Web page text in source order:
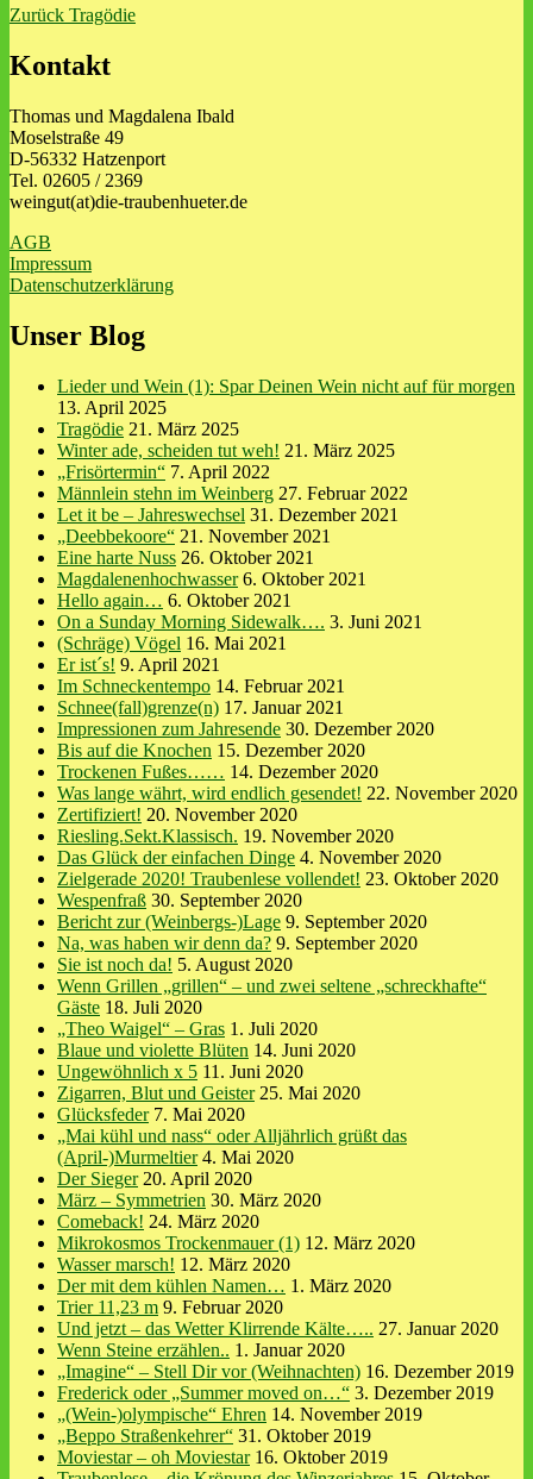
Beitragsnavigation
Zurück Vorheriger
Tragödie
Kontakt
Thomas und Magdalena Ibald
Moselstraße 49
D-56332 Hatzenport
Tel. 02605 / 2369
weingut(at)die-traubenhueter.de
AGB
Impressum
Datenschutzerklärung
Unser Blog
Lieder und Wein (1): Spar Deinen Wein nicht auf für morgen
13. April 2025
Tragödie 21. März 2025
Winter ade, scheiden tut weh! 21. März 2025
„Frisörtermin“ 7. April 2022
Männlein stehn im Weinberg 27. Februar 2022
Let it be – Jahreswechsel 31. Dezember 2021
„Deebbekoore“ 21. November 2021
Eine harte Nuss 26. Oktober 2021
Magdalenenhochwasser 6. Oktober 2021
Hello again… 6. Oktober 2021
On a Sunday Morning Sidewalk…. 3. Juni 2021
(Schräge) Vögel 16. Mai 2021
Er ist´s! 9. April 2021
Im Schneckentempo 14. Februar 2021
Schnee(fall)grenze(n) 17. Januar 2021
Impressionen zum Jahresende 30. Dezember 2020
Bis auf die Knochen 15. Dezember 2020
Trockenen Fußes…… 14. Dezember 2020
Was lange währt, wird endlich gesendet! 22. November 2020
Zertifiziert! 20. November 2020
Riesling.Sekt.Klassisch. 19. November 2020
Das Glück der einfachen Dinge 4. November 2020
Zielgerade 2020! Traubenlese vollendet! 23. Oktober 2020
Wespenfraß 30. September 2020
Bericht zur (Weinbergs-)Lage 9. September 2020
Na, was haben wir denn da? 9. September 2020
Sie ist noch da! 5. August 2020
Wenn Grillen „grillen“ – und zwei seltene „schreckhafte“
Gäste 18. Juli 2020
„Theo Waigel“ – Gras 1. Juli 2020
Blaue und violette Blüten 14. Juni 2020
Ungewöhnlich x 5 11. Juni 2020
Zigarren, Blut und Geister 25. Mai 2020
Glücksfeder 7. Mai 2020
„Mai kühl und nass“ oder Alljährlich grüßt das
(April-)Murmeltier 4. Mai 2020
Der Sieger 20. April 2020
März – Symmetrien 30. März 2020
Comeback! 24. März 2020
Mikrokosmos Trockenmauer (1) 12. März 2020
Wasser marsch! 12. März 2020
Der mit dem kühlen Namen… 1. März 2020
Trier 11,23 m 9. Februar 2020
Und jetzt – das Wetter Klirrende Kälte….. 27. Januar 2020
Wenn Steine erzählen.. 1. Januar 2020
„Imagine“ – Stell Dir vor (Weihnachten) 16. Dezember 2019
Frederick oder „Summer moved on…“ 3. Dezember 2019
„(Wein-)olympische“ Ehren 14. November 2019
„Beppo Straßenkehrer“ 31. Oktober 2019
Moviestar – oh Moviestar 16. Oktober 2019